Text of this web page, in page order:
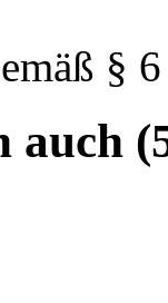
§
auch